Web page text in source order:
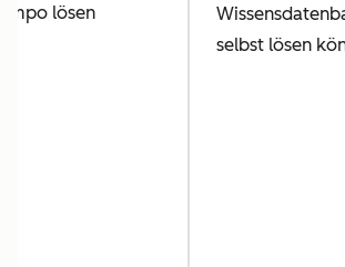
lösen
selbst lösen